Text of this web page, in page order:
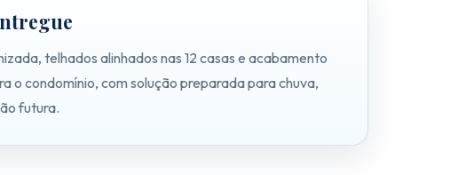
telhados alinhados nas 12 casas e acabamento
o condomínio, com solução preparada para chuva,
futura.